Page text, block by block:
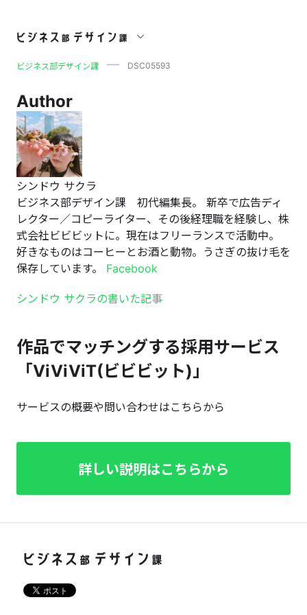
DSC05593
ビジネス部デザイン課 DSC05593
Author
シンドウ サクラ
ビジネス部デザイン課 初代編集長。 新卒で広告ディ
レクター／コピーライター、その後経理職を経験し、株
式会社ビビビットに。現在はフリーランスで活動中。
好きなものはコーヒーとお酒と動物。うさぎの抜け毛を
保存しています。 Facebook
シンドウ サクラの書いた記事
作品でマッチングする採用サービス
「ViViViT(ビビビット)」
サービスの概要や問い合わせはこちらから
詳しい説明はこちらから